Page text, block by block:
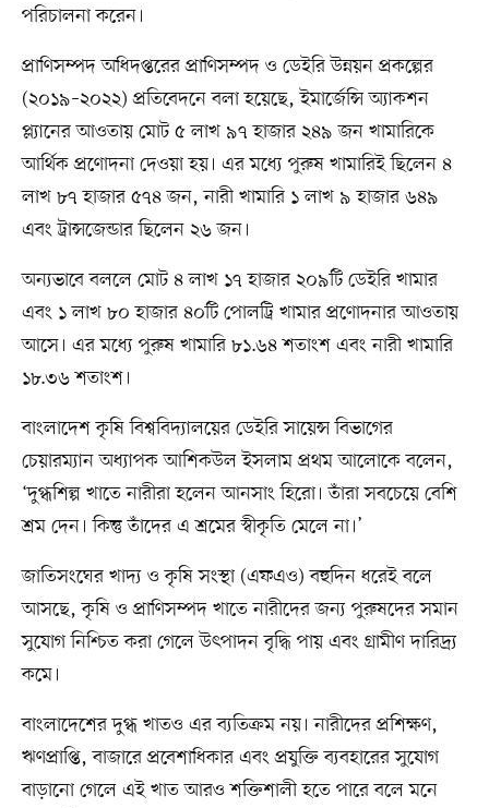
পরিচালনা করেন।
প্রাণিসম্পদ অধিদপ্তরের প্রাণিসম্পদ ও ডেইরি উন্নয়ন প্রকল্পের
(২০১৯–২০২২) প্রতিবেদনে বলা হয়েছে, ইমার্জেন্সি অ্যাকশন
প্ল্যানের আওতায় মোট ৫ লাখ ৯৭ হাজার ২৪৯ জন খামারিকে
আর্থিক প্রণোদনা দেওয়া হয়। এর মধ্যে পুরুষ খামারিই ছিলেন ৪
লাখ ৮৭ হাজার ৫৭৪ জন, নারী খামারি ১ লাখ ৯ হাজার ৬৪৯
এবং ট্রান্সজেন্ডার ছিলেন ২৬ জন।
অন্যভাবে বললে মোট ৪ লাখ ১৭ হাজার ২০৯টি ডেইরি খামার
এবং ১ লাখ ৮০ হাজার ৪০টি পোলট্রি খামার প্রণোদনার আওতায়
আসে। এর মধ্যে পুরুষ খামারি ৮১.৬৪ শতাংশ এবং নারী খামারি
১৮.৩৬ শতাংশ।
বাংলাদেশ কৃষি বিশ্ববিদ্যালয়ের ডেইরি সায়েন্স বিভাগের
চেয়ারম্যান অধ্যাপক আশিকউল ইসলাম প্রথম আলোকে বলেন,
‘দুগ্ধশিল্প খাতে নারীরা হলেন আনসাং হিরো। তাঁরা সবচেয়ে বেশি
শ্রম দেন। কিন্তু তাঁদের এ শ্রমের স্বীকৃতি মেলে না।’
জাতিসংঘের খাদ্য ও কৃষি সংস্থা (এফএও) বহুদিন ধরেই বলে
আসছে, কৃষি ও প্রাণিসম্পদ খাতে নারীদের জন্য পুরুষদের সমান
সুযোগ নিশ্চিত করা গেলে উৎপাদন বৃদ্ধি পায় এবং গ্রামীণ দারিদ্র্য
কমে।
বাংলাদেশের দুগ্ধ খাতও এর ব্যতিক্রম নয়। নারীদের প্রশিক্ষণ,
ঋণপ্রাপ্তি, বাজারে প্রবেশাধিকার এবং প্রযুক্তি ব্যবহারের সুযোগ
বাড়ানো গেলে এই খাত আরও শক্তিশালী হতে পারে বলে মনে